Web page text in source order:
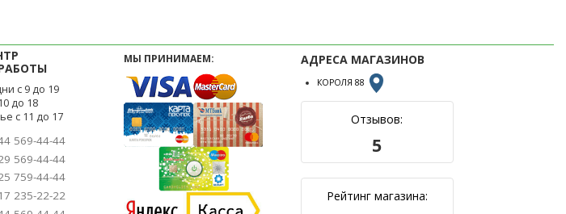
с 9 до 19
до 18
с 11 до 17
569-44-44
569-44-44
759-44-44
235-22-22
МЫ ПРИНИМАЕМ: АДРЕСА МАГАЗИНОВ
КОРОЛЯ 88
Отзывов:
5
Рейтинг магазина: